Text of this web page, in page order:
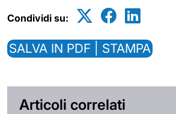
Condividi su:
SALVA IN PDF | STAMPA
Articoli correlati